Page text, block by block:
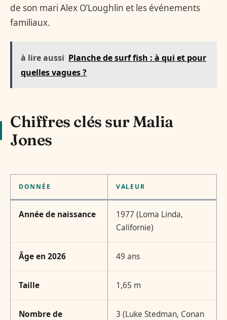
de son mari Alex O’Loughlin et les événements
familiaux.
à lire aussi Planche de surf fish : à qui et pour
quelles vagues ?
Chiffres clés sur Malia
Jones
DONNÉE VALEUR
Année de naissance
1977 (Loma Linda,
Californie)
Âge en 2026 49 ans
Taille 1,65 m
Nombre de
3 (Luke Stedman, Conan